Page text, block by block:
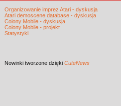
Organizowanie imprez Atari - dyskusja
Atari demoscene database - dyskusja
Colony Mobile - dyskusja
Colony Mobile - projekt
Statystyki
Nowinki tworzone dzięki CuteNews